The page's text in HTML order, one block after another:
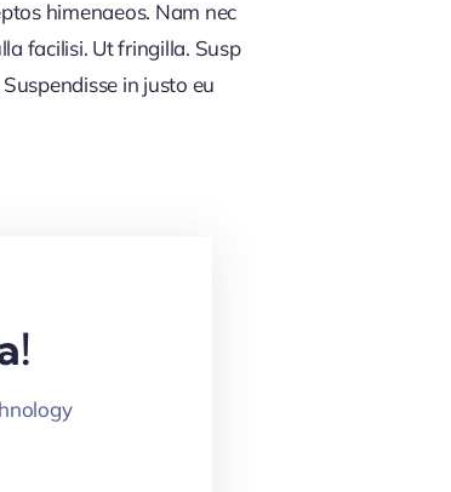
himenaeos. Nam nec
facilisi. Ut fringilla. Susp
in justo eu